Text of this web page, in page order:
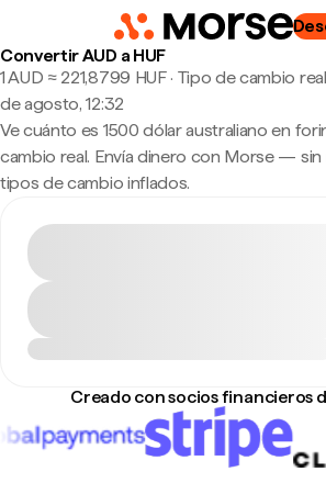
Convertir AUD a HUF
1 AUD ≈ 221,8799 HUF · Tipo de cambio real
de agosto, 12:32
Ve cuánto es 1500 dólar australiano en
cambio real. Envía dinero con Morse —
tipos de cambio inflados.
Creado con socios financieros